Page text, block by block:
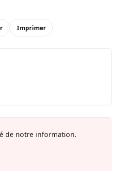
Imprimer
de notre information.